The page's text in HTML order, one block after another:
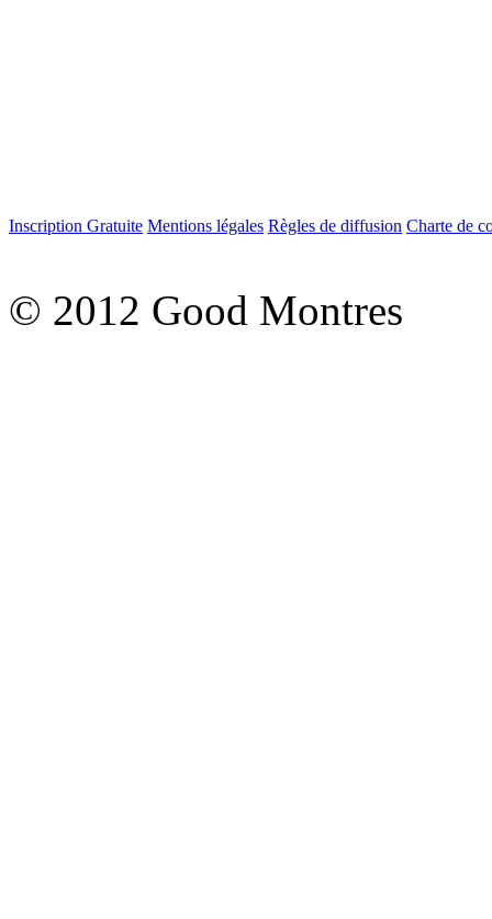
Inscription Gratuite Mentions légales Règles de diffusion Charte de
© 2012 Good Montres